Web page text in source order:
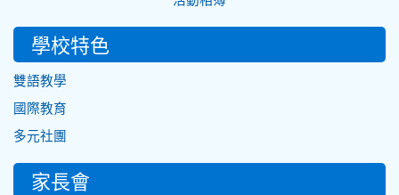
學校特色
雙語教學
國際教育
多元社團
家長會